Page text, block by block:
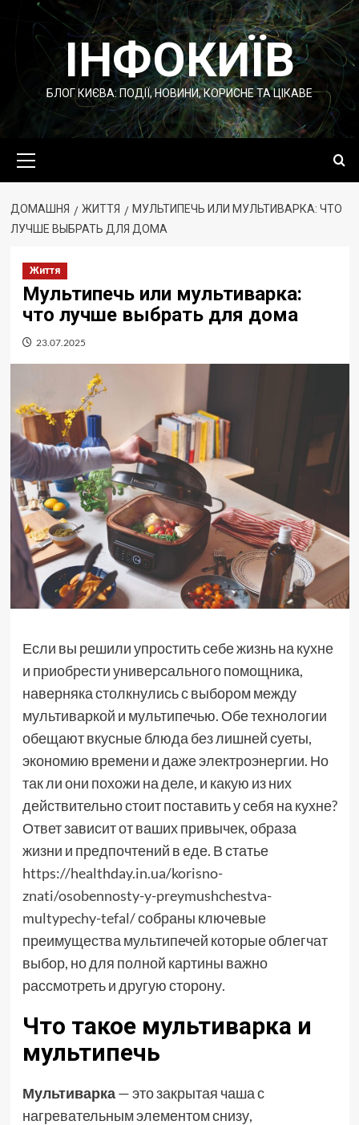
Перейти
ІНФОКИЇВ
БЛОГ КИЄВА: ПОДІЇ, НОВИНИ, КОРИСНЕ ТА ЦІКАВЕ
меню
ДОМАШНЯ ЖИТТЯ
МУЛЬТИПЕЧЬ ИЛИ МУЛЬТИВАРКА: ЧТО
ЛУЧШЕ ВЫБРАТЬ ДЛЯ ДОМА
Життя
Мультипечь или мультиварка:
что лучше выбрать для дома
23.07.2025
Если вы решили упростить себе жизнь на кухне
и приобрести универсального помощника,
наверняка столкнулись с выбором между
мультиваркой и мультипечью. Обе технологии
обещают вкусные блюда без лишней суеты,
экономию времени и даже электроэнергии. Но
так ли они похожи на деле, и какую из них
действительно стоит поставить у себя на кухне?
Ответ зависит от ваших привычек, образа
жизни и предпочтений в еде. В статье
https://healthday.in.ua/korisno-
znati/osobennosty-y-preymushchestva-
multypechy-tefal/собраны ключевые
преимущества мультипечей которые облегчат
выбор, но для полной картины важно
рассмотреть и другую сторону.
Что такое мультиварка и
мультипечь
Мультиварка— это закрытая чаша с
нагревательным элементом снизу,